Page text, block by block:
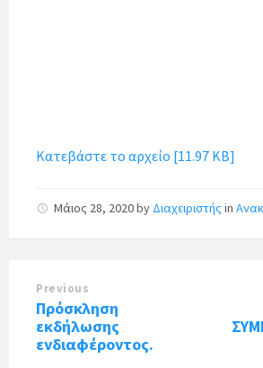
Κατεβάστε το αρχείο [11.97 KB]
Μάιος 28, 2020by Διαχειριστής in
Previous
Πρόσκληση
εκδήλωσης
ενδιαφέροντος.